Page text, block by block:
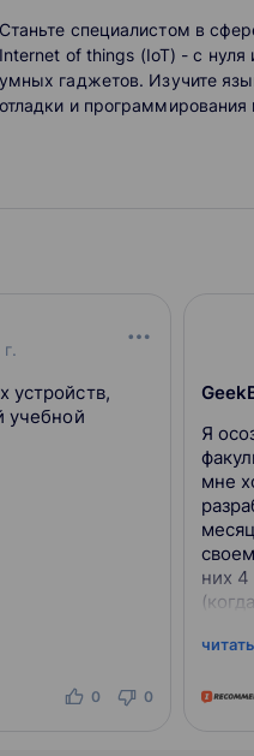
Станьте специалистом в
Internet of things (IoT) - с нуля
умных гаджетов. Изучите
отладки и
г.
устройств,
учебной
0 0
Я
мне
них 4